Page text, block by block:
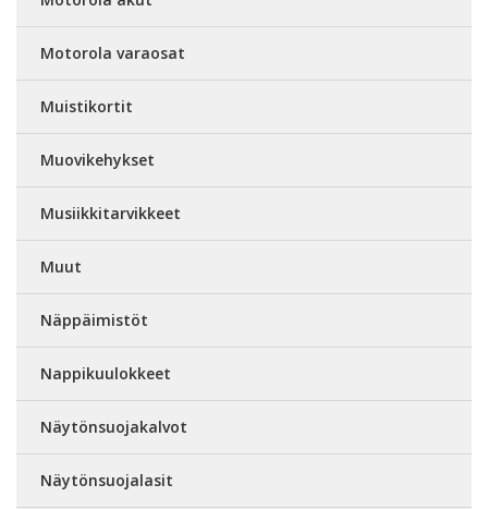
Motorola varaosat
Muistikortit
Muovikehykset
Musiikkitarvikkeet
Muut
Näppäimistöt
Nappikuulokkeet
Näytönsuojakalvot
Näytönsuojalasit